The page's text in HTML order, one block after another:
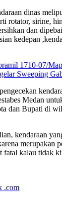
dinas
rotator, sirine,
dan
kedepan
1710-07/
Sweeping
Medan
dan Bupati di
kendaraan
merupakan
fatal kalau tidak
.com